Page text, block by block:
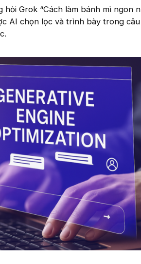
hỏi Grok “Cách làm bánh mì ngon
AI chọn lọc và trình bày trong